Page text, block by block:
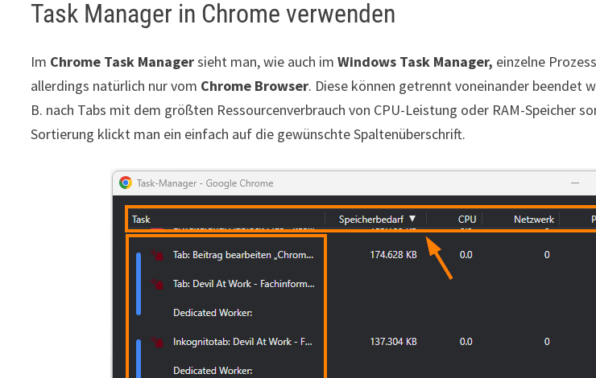
Task Manager in Chrome verwenden
Im Chrome Task Managersieht man, wie auch imWindows Task Manager, einzelne
allerdings natürlich nur vom Chrome Browser. Diese können getrennt voneinander beendet
B. nach Tabs mit dem größten Ressourcenverbrauch von CPU-Leistung oder RAM-Speicher
Sortierung klickt man ein einfach auf die gewünschte Spaltenüberschrift.